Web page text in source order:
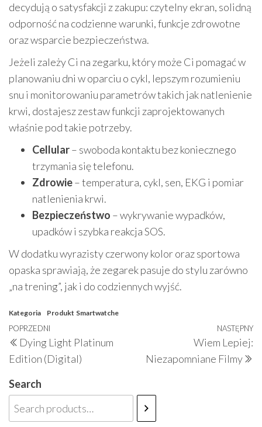
decydują o satysfakcji z zakupu: czytelny ekran, solidną
odporność na codzienne warunki, funkcje zdrowotne
oraz wsparcie bezpieczeństwa.
Jeżeli zależy Ci na zegarku, który może Ci pomagać w
planowaniu dni w oparciu o cykl, lepszym rozumieniu
snu i monitorowaniu parametrów takich jak natlenienie
krwi, dostajesz zestaw funkcji zaprojektowanych
właśnie pod takie potrzeby.
Cellular– swoboda kontaktu bez koniecznego
trzymania się telefonu.
Zdrowie– temperatura, cykl, sen, EKG i pomiar
natlenienia krwi.
Bezpieczeństwo – wykrywanie wypadków,
upadków i szybka reakcja SOS.
W dodatku wyrazisty czerwony kolor oraz sportowa
opaska sprawiają, że zegarek pasuje do stylu zarówno
„na trening”, jak i do codziennych wyjść.
Kategoria Produkt Smartwatche
Nawigacja
wpisu
Poprzedni
wpis
POPRZEDNI
Dying Light Platinum
Edition (Digital)
NASTĘPNY
Wiem Lepiej:
Niezapomniane Filmy
Search